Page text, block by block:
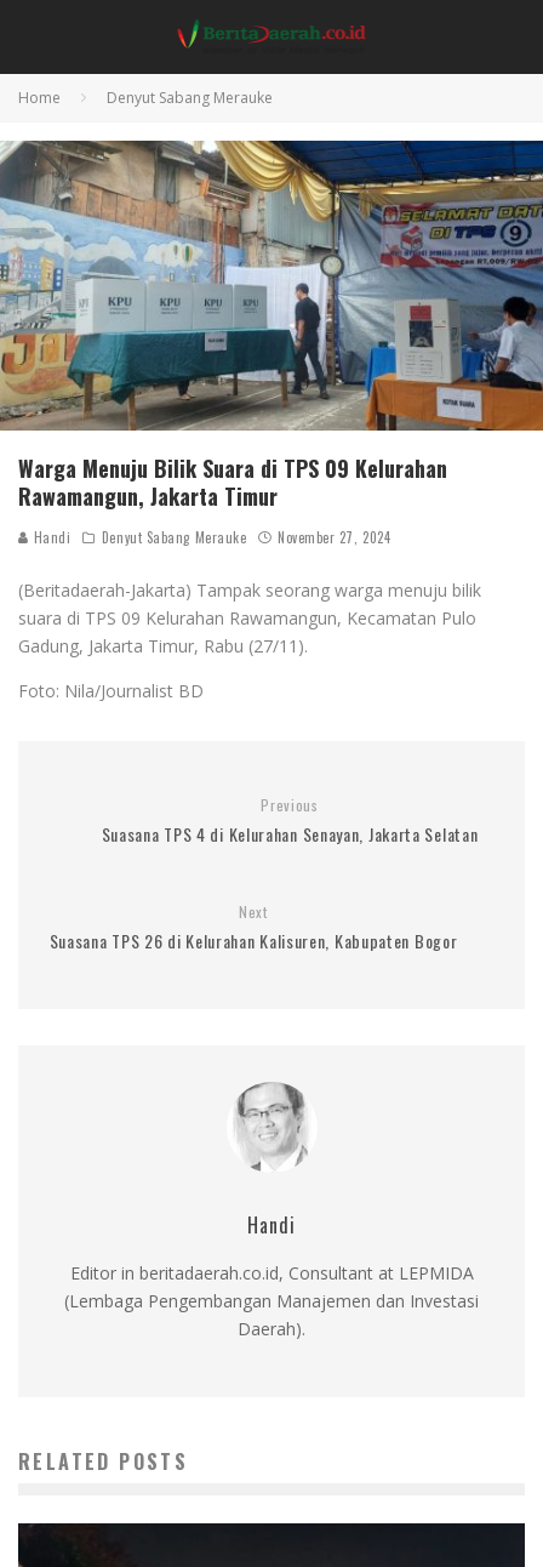
Home Denyut Sabang Merauke
Warga Menuju Bilik Suara di TPS 09 Kelurahan
Rawamangun, Jakarta Timur
Handi Denyut Sabang Merauke November 27, 2024
(Beritadaerah-Jakarta) Tampak seorang warga menuju bilik
suara di TPS 09 Kelurahan Rawamangun, Kecamatan Pulo
Gadung, Jakarta Timur, Rabu (27/11).
Foto: Nila/Journalist BD
Previous
Suasana TPS 4 di Kelurahan Senayan, Jakarta Selatan
Next
Suasana TPS 26 di Kelurahan Kalisuren, Kabupaten Bogor
Handi
Editor in beritadaerah.co.id, Consultant at LEPMIDA
(Lembaga Pengembangan Manajemen dan Investasi
Daerah).
RELATED POSTS